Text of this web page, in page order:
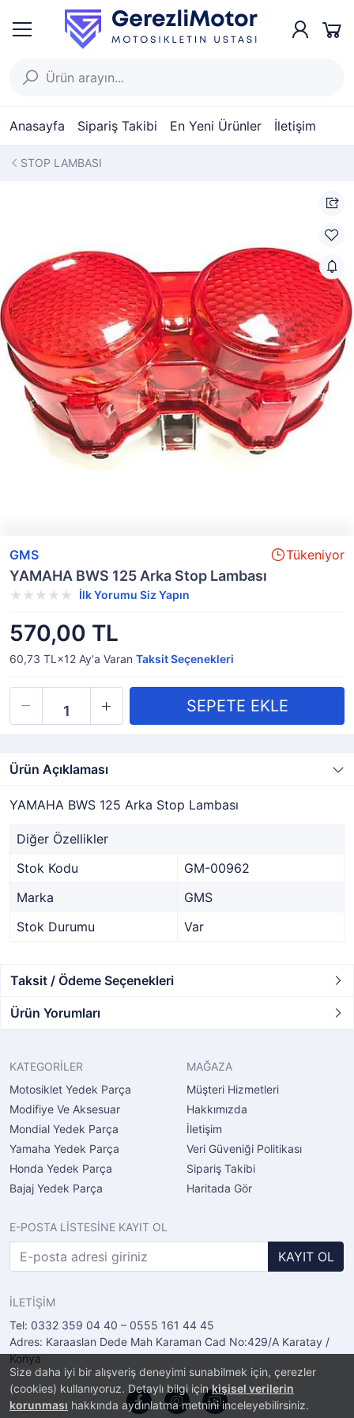
Anasayfa Sipariş Takibi En Yeni Ürünler İletişim
Size daha iyi bir alışveriş deneyimi sunabilmek için, çerezler
(cookies) kullanıyoruz. Detaylı bilgi içinkişisel verilerin
korunması hakkında aydınlatma metnini inceleyebilirsiniz.
STOP LAMBASI
GMS Tükeniyor
YAMAHA BWS 125 Arka Stop Lambası
İlk Yorumu Siz Yapın
570,00 TL
60,73 TL×12 Ay'a Varan Taksit Seçenekleri
Ürün Açıklaması
YAMAHA BWS 125 Arka Stop Lambası
Diğer Özellikler
Stok Kodu
GM-00962
Marka
GMS
Stok Durumu
Var
Taksit / Ödeme Seçenekleri
Ürün Yorumları
KATEGORİLER
Motosiklet Yedek Parça
Modifiye Ve Aksesuar
Mondial Yedek Parça
Yamaha Yedek Parça
Honda Yedek Parça
Bajaj Yedek Parça
MAĞAZA
Müşteri Hizmetleri
Hakkımızda
İletişim
Veri Güveniği Politikası
Sipariş Takibi
Haritada Gör
E-POSTA LİSTESİNE KAYIT OL
KAYIT OL
İLETİŞİM
Tel: 0332 359 04 40 – 0555 161 44 45
Adres: Karaaslan Dede Mah Karaman Cad No:429/A Karatay /
Konya